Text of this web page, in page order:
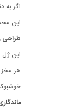
اگر
این
طراحی
این ژل